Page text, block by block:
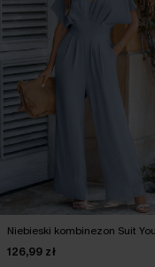
Niebieski kombinezon Suit
126,99 zł